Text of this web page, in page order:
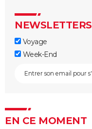
NEWSLETTERS
Voyage
Week-End
EN CE MOMENT